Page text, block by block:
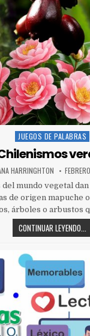
Posted
in
JUEGOS DE PALABRAS
HARRINGHTON
mundo vegetal
de origen mapuche
árboles o arbustos
CONTINUAR LEYENDO...